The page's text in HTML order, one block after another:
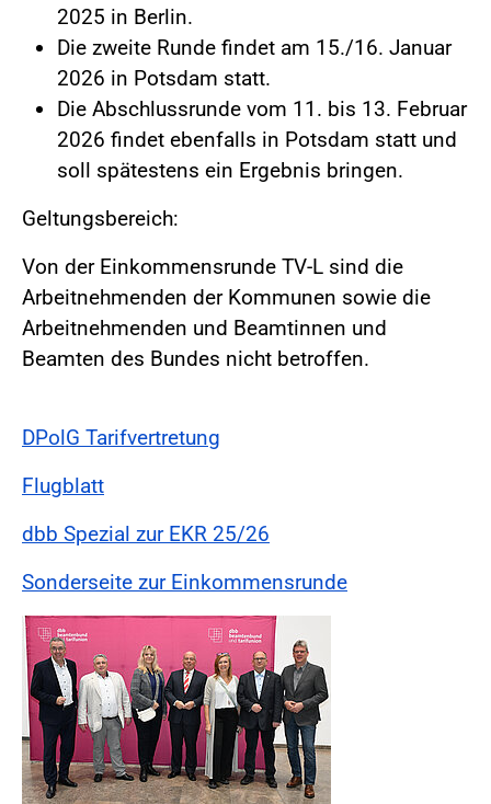
2025 in Berlin.
Die zweite Runde findet am 15./16. Januar
2026 in Potsdam statt.
Die Abschlussrunde vom 11. bis 13. Februar
2026 findet ebenfalls in Potsdam statt und
soll spätestens ein Ergebnis bringen.
Geltungsbereich:
Von der Einkommensrunde TV-L sind die
Arbeitnehmenden der Kommunen sowie die
Arbeitnehmenden und Beamtinnen und
Beamten des Bundes nicht betroffen.
DPolG Tarifvertretung
Flugblatt
dbb Spezial zur EKR 25/26
Sonderseite zur Einkommensrunde